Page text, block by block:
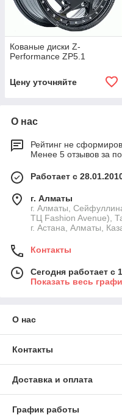
Кованые диски Z-
Performance ZP5.1
Цену уточняйте
О нас
Рейтинг не
Менее 5 отзывов за
Работает с
г. Алматы
г. Алматы,
ТЦ Fashion Avenue),
г. Астана, Алматы,
Контакты
Сегодня работает с
Показать весь
О нас
Контакты
Доставка и оплата
График работы